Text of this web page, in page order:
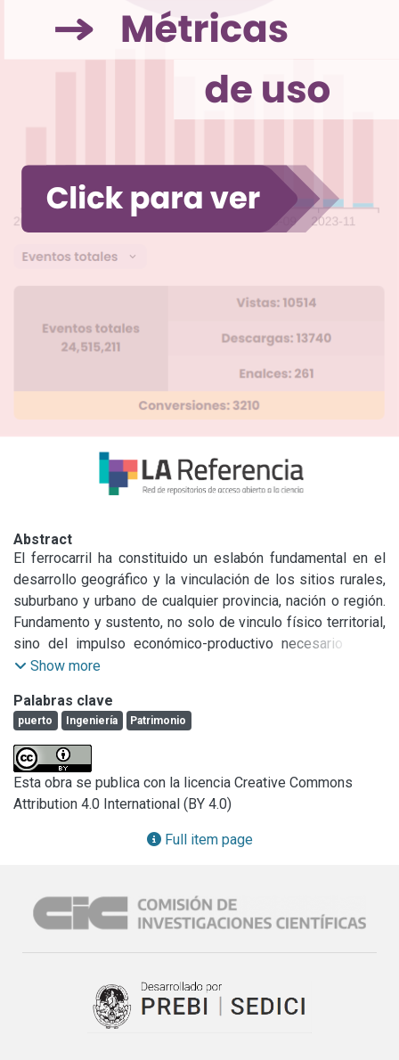
Abstract
El ferrocarril ha constituido un eslabón fundamental en el
desarrollo geográfico y la vinculación de los sitios rurales,
suburbano y urbano de cualquier provincia, nación o región.
Fundamento y sustento, no solo de vinculo físico territorial,
sino del impulso económico-productivo necesario en el
progreso local, regional, nacional.
giratorio de Ensenada, símbolo de una época y manifiesto
de una arquitectura (o ingeniería) portuaria, hoy abandonada.
En la actualidad se halla abandonado y degradado pero con
proyecto de restauración y conformación de un paseo
peatonal.
El trabajo pretende reconocer la importancia del puente en
el rol portuario en épocas de funcionamiento, así también
instituciones pertinentes, el valor de la preservación
arquitectónica, pero además de la memoria e identidad
Show more
Palabras clave
puerto Ingeniería Patrimonio
Esta obra se publica con la licencia Creative Commons
Attribution 4.0 International (BY 4.0)
Full item page